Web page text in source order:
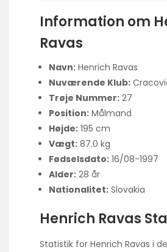
Information om
Ravas
Navn: Henrich Ravas
Nuværende Klub:
Trøje Nummer: 27
Position: Målmand
Højde: 195 cm
Vægt: 87.0 kg
Fødselsdato: 16/08-1997
Alder: 28 år
Nationalitet: Slovakia
Henrich Ravas
Statistik for Henrich Ravas i